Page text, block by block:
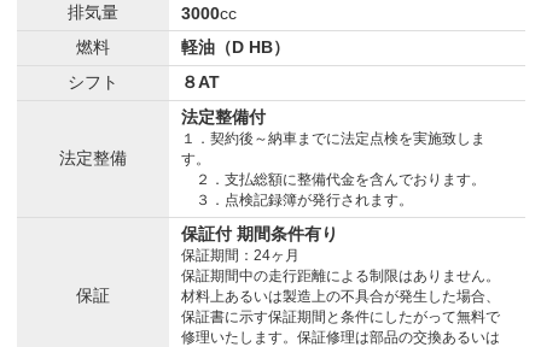
排気量 3000cc
燃料
軽油（D HB）
シフト
８AT
法定整備
法定整備付
１．契約後～納車までに法定点検を実施致しま
す。
２．支払総額に整備代金を含んでおります。
３．点検記録簿が発行されます。
保証
保証付 期間条件有り
保証期間：24ヶ月
保証期間中の走行距離による制限はありません。
材料上あるいは製造上の不具合が発生した場合、
保証書に示す保証期間と条件にしたがって無料で
修理いたします。保証修理は部品の交換あるいは